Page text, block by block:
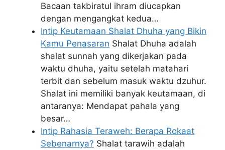
Bacaan takbiratul ihram diucapkan
dengan mengangkat kedua…
Intip Keutamaan Shalat Dhuha yang Bikin
Kamu Penasaran Shalat Dhuha adalah
shalat sunnah yang dikerjakan pada
waktu dhuha, yaitu setelah matahari
terbit dan sebelum masuk waktu dzuhur.
Shalat ini memiliki banyak keutamaan, di
antaranya: Mendapat pahala yang
besar…
Intip Rahasia Teraweh: Berapa Rokaat
Sebenarnya? Shalat tarawih adalah